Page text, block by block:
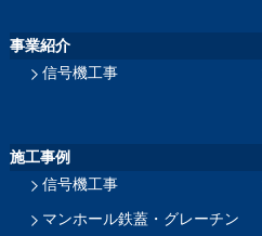
事業紹介
信号機工事
施工事例
信号機工事
マンホール鉄蓋・グレーチン